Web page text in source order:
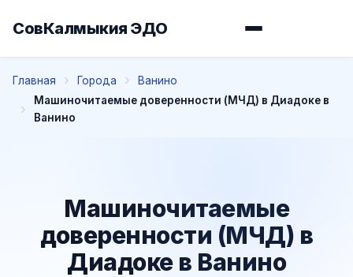
СовКалмыкия ЭДО
Главная Города
Ванино
Машиночитаемые доверенности (МЧД) в Диадоке в
Ванино
Машиночитаемые
доверенности (МЧД) в
Диадоке в Ванино